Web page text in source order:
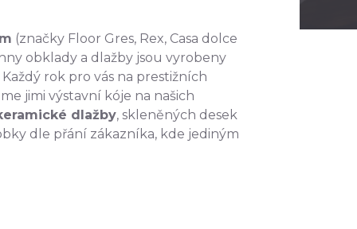
(značky Floor Gres, Rex, Casa dolce
obklady a dlažby jsou vyrobeny
rok pro vás na prestižních
jimi výstavní kóje na našich
dlažby, skleněných desek
dle přání zákazníka, kde jediným